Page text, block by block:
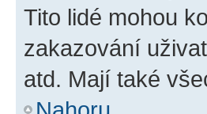
Tito lidé mohou
zakazování
atd. Mají také